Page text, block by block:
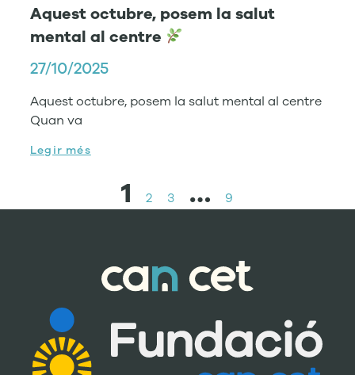
Aquest octubre, posem la salut
mental al centre
27/10/2025
Aquest octubre, posem la salut mental al centre
Quan va
Legir més
1 2 3 … 9